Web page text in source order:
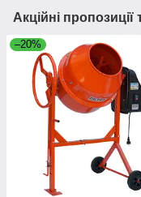
Акційні
–20%